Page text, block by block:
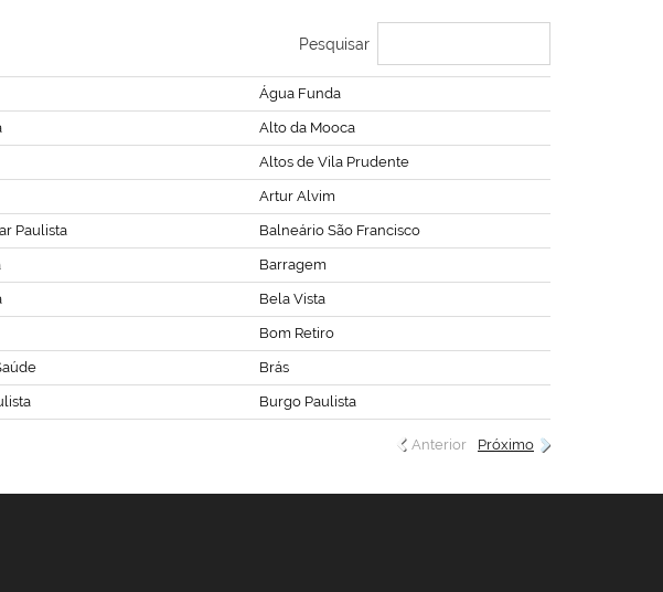
Pesquisar
Água Funda
Alto da Mooca
Altos de Vila Prudente
Artur Alvim
Paulista Balneário São Francisco
Barragem
Bela Vista
Bom Retiro
Brás
Burgo Paulista
Anterior Próximo